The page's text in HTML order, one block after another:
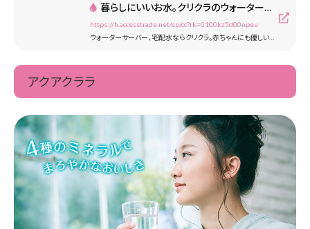
暮らしにいいお水。クリクラのウォーターサーバー
https://h.accesstrade.net/sp/cc?rk=0100kz5d00npeu
アクアクララ